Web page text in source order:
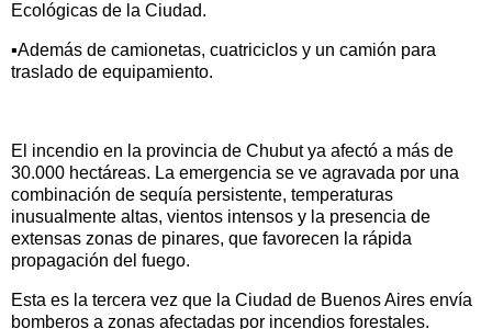
Ecológicas de la Ciudad.
▪️Además de camionetas, cuatriciclos y un camión para
traslado de equipamiento.
El incendio en la provincia de Chubut ya afectó a más de
30.000 hectáreas. La emergencia se ve agravada por una
combinación de sequía persistente, temperaturas
inusualmente altas, vientos intensos y la presencia de
extensas zonas de pinares, que favorecen la rápida
propagación del fuego.
Esta es la tercera vez que la Ciudad de Buenos Aires envía
bomberos a zonas afectadas por incendios forestales.